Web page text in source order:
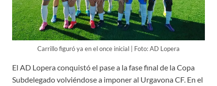
Carrillo figuró ya en el once inicial | Foto: AD Lopera
El AD Lopera conquistó el pase a la fase final de la Copa
Subdelegado volviéndose a imponer al Urgavona CF. En el